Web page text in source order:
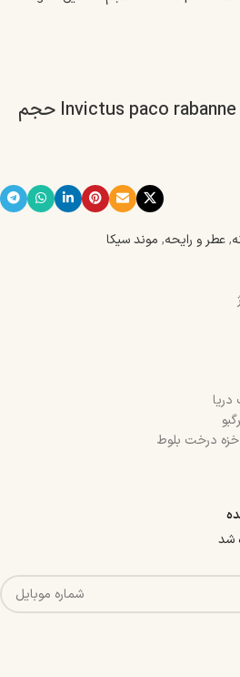
عطر مردانه موند رایحه Invictus paco rabanne حجم
,عطر و رایحه, موند سیکا
دریا
خزه درخت بلوط
شد